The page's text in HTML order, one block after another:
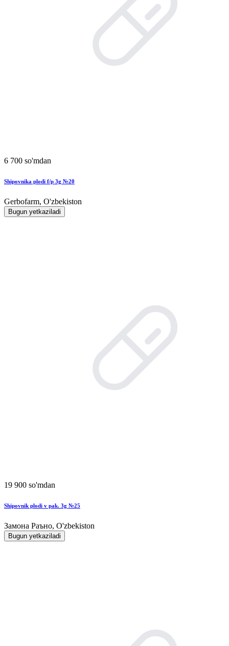
6 700 so'mdan
Shipovnika plodi f/p 3g №20
Gerbofarm, O'zbekiston
Bugun yetkaziladi
19 900 so'mdan
Shipovnik plodi v pak. 3g №25
Замона Раъно, O'zbekiston
Bugun yetkaziladi